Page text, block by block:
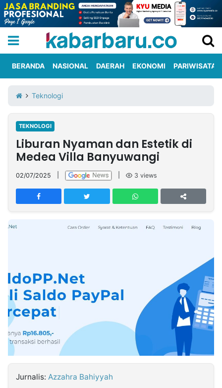
Iklan
Berita
Kami
Nasional
International
Olahraga
Entertainment
Daerah
Pariwisata
Kuliner
Kolom
Network
PT
TREETAN
MULTIMEDIA
INDONESIA
Insight
NTB
Suara
Time
Lens
IDN
Daily
Jogja
Jalan
Rakyat
Idealita
News
Kita
Notice
Dinamikapost.com
Radar
Baru
Seedbacklink
Follow
Kabarbaru
BERANDA NASIONAL DAERAH EKONOMI PARIWISATA
Teknologi
TEKNOLOGI
Liburan Nyaman dan Estetik di
Medea Villa Banyuwangi
02/07/2025 3 views
Jurnalis: Azzahra Bahiyyah